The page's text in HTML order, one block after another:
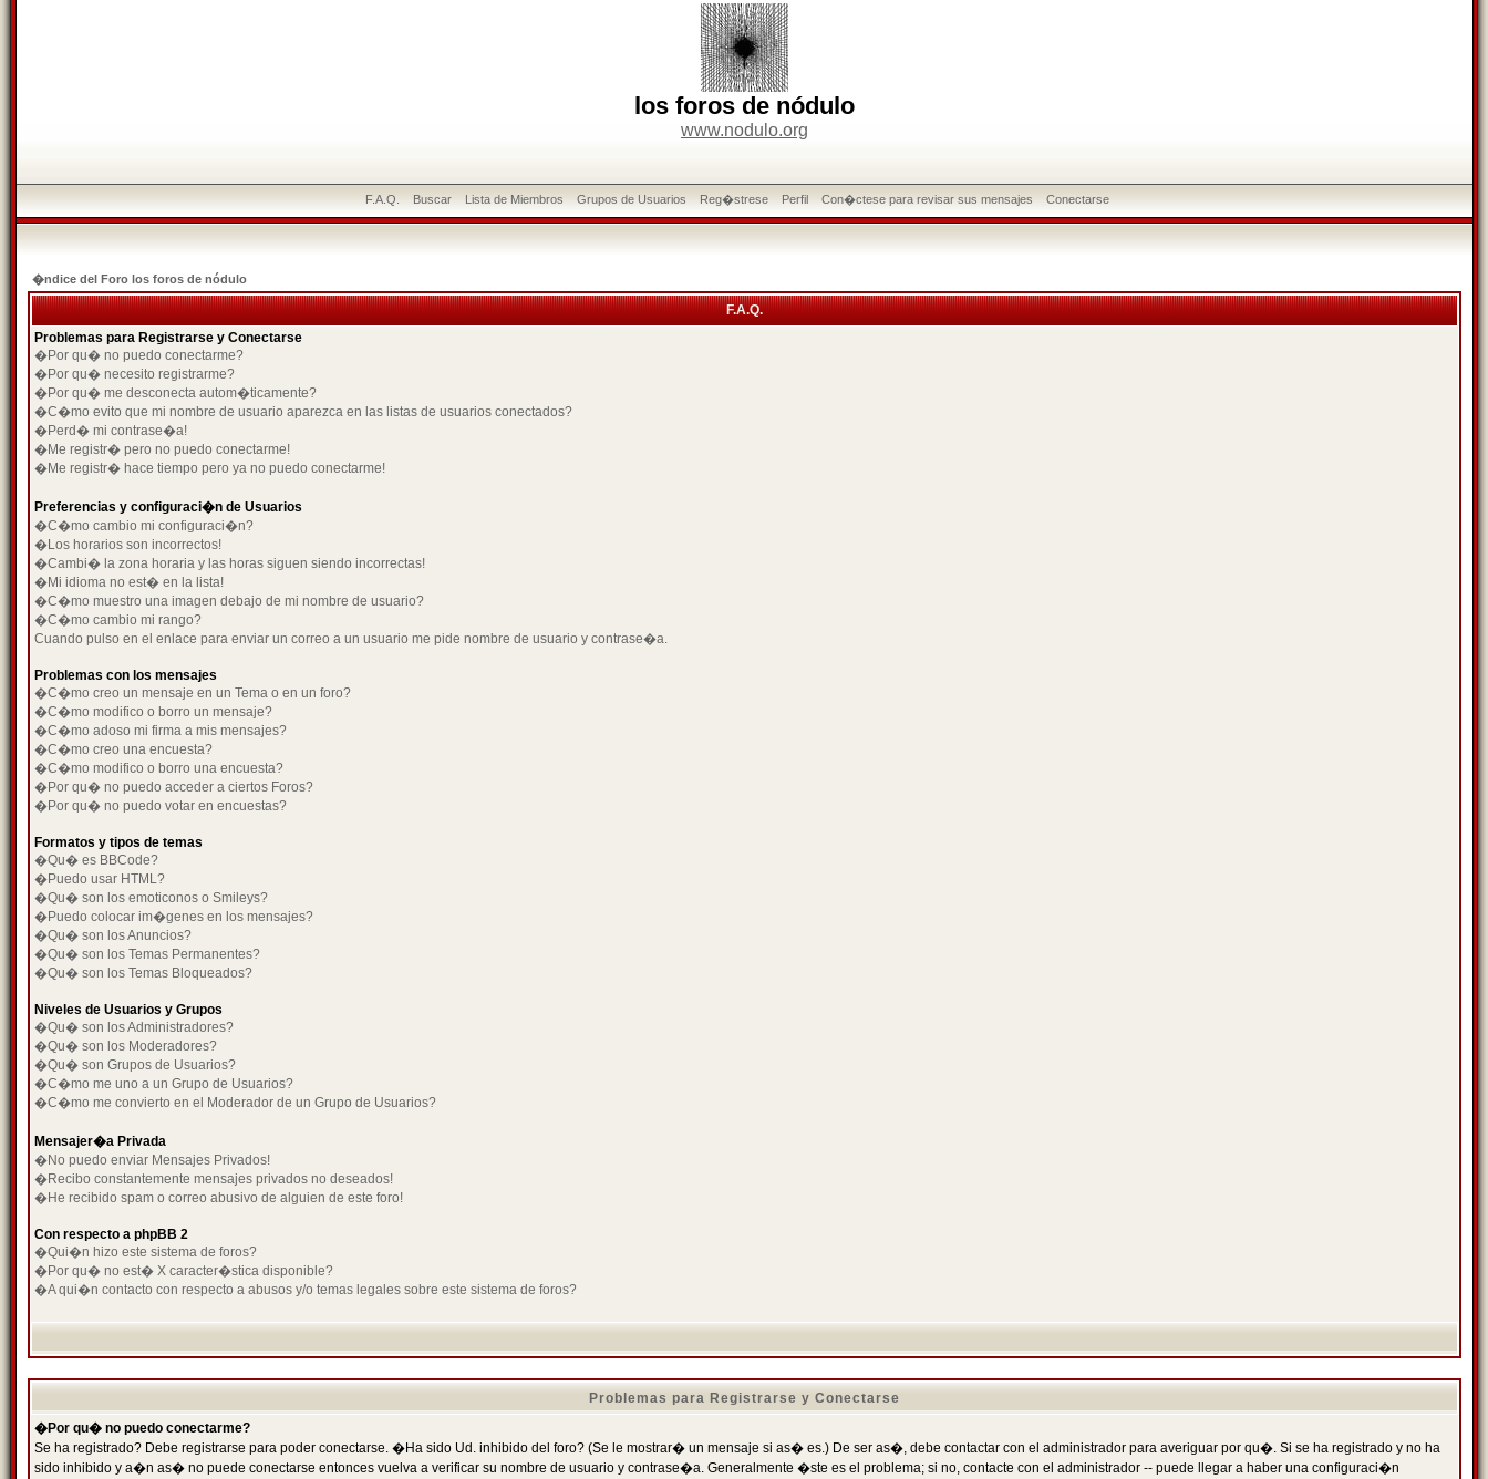
los foros de nódulo
www.nodulo.org
F.A.Q. Buscar Lista de Miembros Grupos de Usuarios Reg�strese Perfil Con�ctese para revisar sus mensajes Conectarse
�ndice del Foro los foros de nódulo
F.A.Q.
Problemas para Registrarse y Conectarse
�Por qu� no puedo conectarme?
�Por qu� necesito registrarme?
�Por qu� me desconecta autom�ticamente?
�C�mo evito que mi nombre de usuario aparezca en las listas de usuarios conectados?
�Perd� mi contrase�a!
�Me registr� pero no puedo conectarme!
�Me registr� hace tiempo pero ya no puedo conectarme!
Preferencias y configuraci�n de Usuarios
�C�mo cambio mi configuraci�n?
�Los horarios son incorrectos!
�Cambi� la zona horaria y las horas siguen siendo incorrectas!
�Mi idioma no est� en la lista!
�C�mo muestro una imagen debajo de mi nombre de usuario?
�C�mo cambio mi rango?
Cuando pulso en el enlace para enviar un correo a un usuario me pide nombre de usuario y contrase�a.
Problemas con los mensajes
�C�mo creo un mensaje en un Tema o en un foro?
�C�mo modifico o borro un mensaje?
�C�mo adoso mi firma a mis mensajes?
�C�mo creo una encuesta?
�C�mo modifico o borro una encuesta?
�Por qu� no puedo acceder a ciertos Foros?
�Por qu� no puedo votar en encuestas?
Formatos y tipos de temas
�Qu� es BBCode?
�Puedo usar HTML?
�Qu� son los emoticonos o Smileys?
�Puedo colocar im�genes en los mensajes?
�Qu� son los Anuncios?
�Qu� son los Temas Permanentes?
�Qu� son los Temas Bloqueados?
Niveles de Usuarios y Grupos
�Qu� son los Administradores?
�Qu� son los Moderadores?
�Qu� son Grupos de Usuarios?
�C�mo me uno a un Grupo de Usuarios?
�C�mo me convierto en el Moderador de un Grupo de Usuarios?
Mensajer�a Privada
�No puedo enviar Mensajes Privados!
�Recibo constantemente mensajes privados no deseados!
�He recibido spam o correo abusivo de alguien de este foro!
Con respecto a phpBB 2
�Qui�n hizo este sistema de foros?
�Por qu� no est� X caracter�stica disponible?
�A qui�n contacto con respecto a abusos y/o temas legales sobre este sistema de foros?
Problemas para Registrarse y Conectarse
�Por qu� no puedo conectarme?
Se ha registrado? Debe registrarse para poder conectarse. �Ha sido Ud. inhibido del foro? (Se le mostrar� un mensaje si as� es.) De ser as�, debe contactar con el administrador para averiguar por qu�. Si se ha registrado y no ha
sido inhibido y a�n as� no puede conectarse entonces vuelva a verificar su nombre de usuario y contrase�a. Generalmente �ste es el problema; si no, contacte con el administrador -- puede llegar a haber una configuraci�n